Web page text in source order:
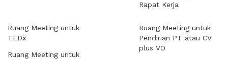
Rapat Kerja
Ruang Meeting untuk
TEDx
Ruang Meeting untuk
Ruang Meeting untuk
Pendirian PT atau CV
plus VO